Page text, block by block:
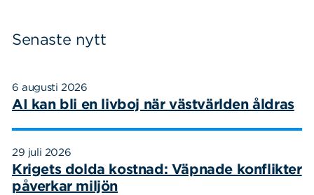
Senaste nytt
6 augusti 2026
AI kan bli en livboj när västvärlden åldras
29 juli 2026
Krigets dolda kostnad: Väpnade konflikter
påverkar miljön